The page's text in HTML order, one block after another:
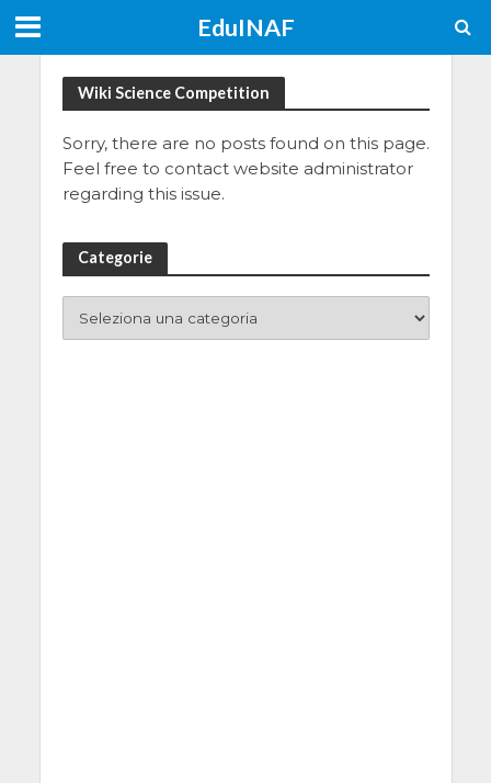
EduINAF
Wiki Science Competition
Sorry, there are no posts found on this page.
Feel free to contact website administrator
regarding this issue.
Categorie